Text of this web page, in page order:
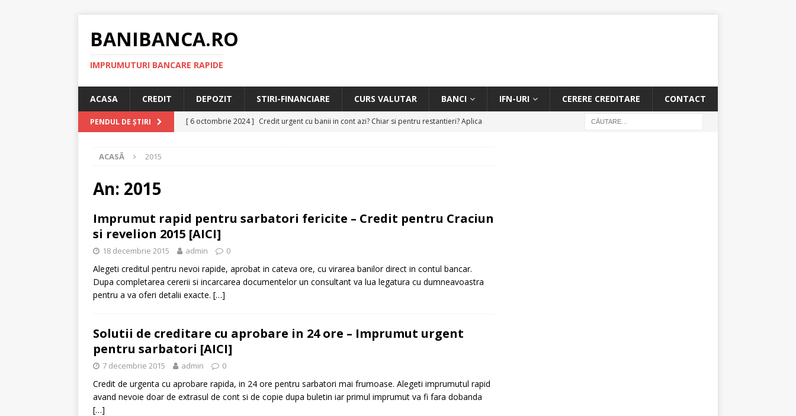
BANIBANCA.RO
IMPRUMUTURI BANCARE RAPIDE
ACASA CREDIT DEPOZIT STIRI-FINANCIARE CURS VALUTAR BANCI IFN-URI CERERE CREDITARE CONTACT
PENDUL DE ȘTIRI [ 6 octombrie 2024 ] Credit urgent cu banii in cont azi? Chiar si pentru restantieri? Aplica
RAPID
[ 29 iulie 2024 ]
[ 6 ianuarie 2025 ] Credit restantieri 2025. Solutii rapide. CREDIT RAPID
ACASĂ 2015
An: 2015
Imprumut rapid pentru sarbatori fericite – Credit pentru Craciun
si revelion 2015 [AICI]
18 decembrie 2015 admin 0
Alegeti creditul pentru nevoi rapide, aprobat in cateva ore, cu virarea banilor direct in contul bancar.
Dupa completarea cererii si incarcarea documentelor un consultant va lua legatura cu dumneavoastra
pentru a va oferi detalii exacte. […]
Solutii de creditare cu aprobare in 24 ore – Imprumut urgent
pentru sarbatori [AICI]
7 decembrie 2015 admin 0
Credit de urgenta cu aprobare rapida, in 24 ore pentru sarbatori mai frumoase. Alegeti imprumutul rapid
avand nevoie doar de extrasul de cont si de copie dupa buletin iar primul imprumut va fi fara dobanda
[…]